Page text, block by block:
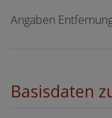
Angaben
Basisdaten